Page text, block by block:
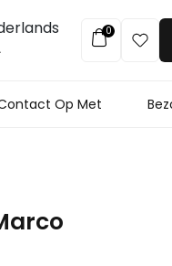
0
Op Met